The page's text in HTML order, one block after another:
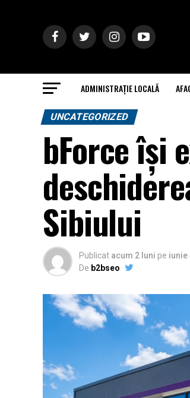
ADMINISTRAȚIE LOCALĂ
UNCATEGORIZED
bForce își
Sibiului
Publicat acum 2 luni pe iunie
De b2bseo